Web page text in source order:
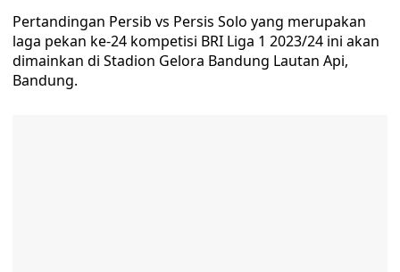
Pertandingan Persib vs Persis Solo yang merupakan
laga pekan ke-24 kompetisi BRI Liga 1 2023/24 ini akan
dimainkan di Stadion Gelora Bandung Lautan Api,
Bandung.